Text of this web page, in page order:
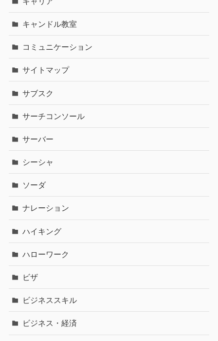
キャンドル教室
コミュニケーション
サイトマップ
サブスク
サーチコンソール
サーバー
シーシャ
ソーダ
ナレーション
ハイキング
ハローワーク
ビザ
ビジネススキル
ビジネス・経済